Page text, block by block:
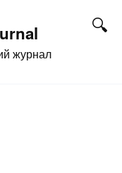
журнал